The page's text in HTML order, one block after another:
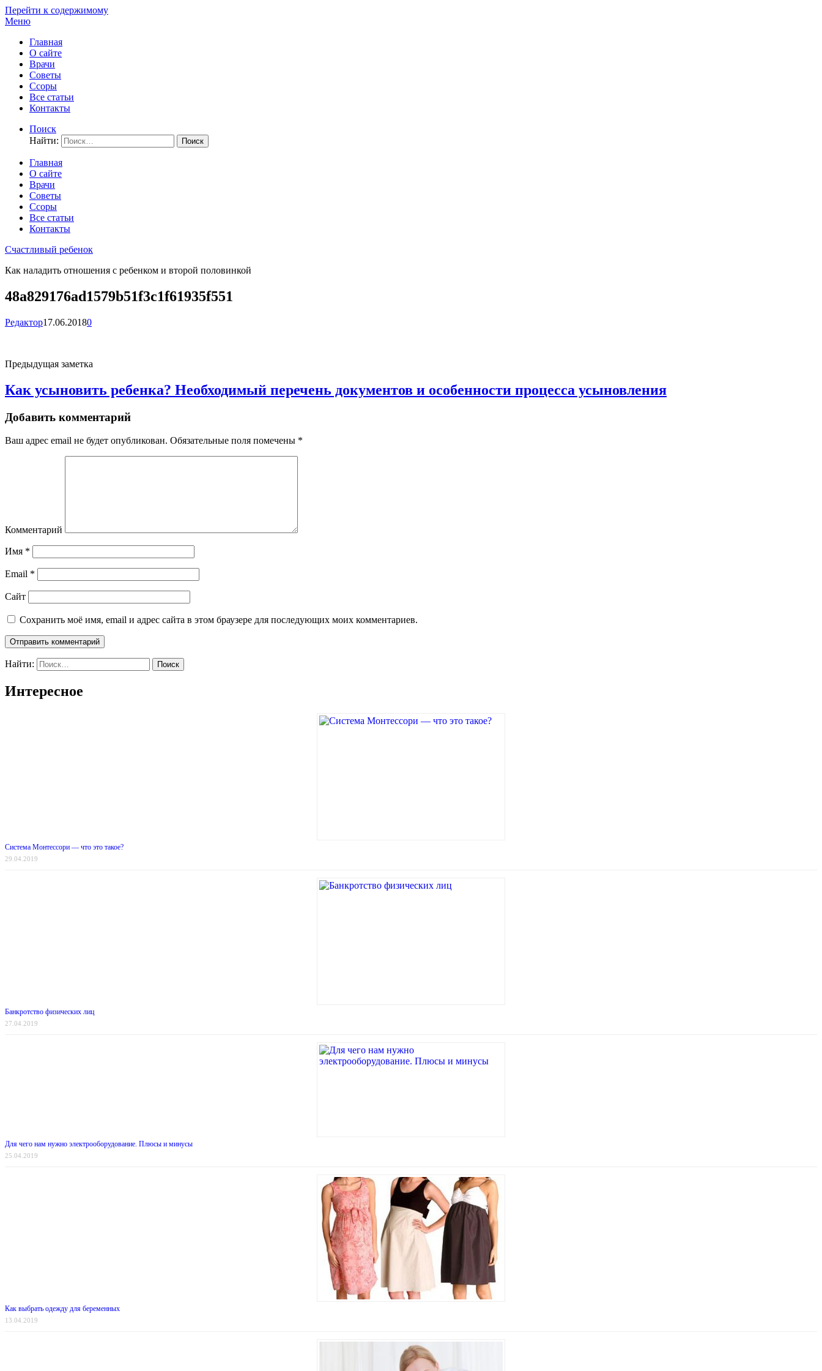
Перейти к содержимому
Меню
Главная
О сайте
Врачи
Советы
Ссоры
Все статьи
Контакты
Поиск
Найти:
Главная
О сайте
Врачи
Советы
Ссоры
Все статьи
Контакты
Счастливый ребенок
Как наладить отношения с ребенком и второй половинкой
48a829176ad1579b51f3c1f61935f551
Редактор17.06.20180
Предыдущая заметка
Как усыновить ребенка? Необходимый перечень документов и особенности процесса усыновления
Добавить комментарий
Ваш адрес email не будет опубликован. Обязательные поля помечены *
Комментарий
Имя *
Email *
Сайт
Сохранить моё имя, email и адрес сайта в этом браузере для последующих моих комментариев.
Найти:
Интересное
Система Монтессори — что это такое?
29.04.2019
Банкротство физических лиц
27.04.2019
Для чего нам нужно электрооборудование. Плюсы и минусы
25.04.2019
Как выбрать одежду для беременных
13.04.2019